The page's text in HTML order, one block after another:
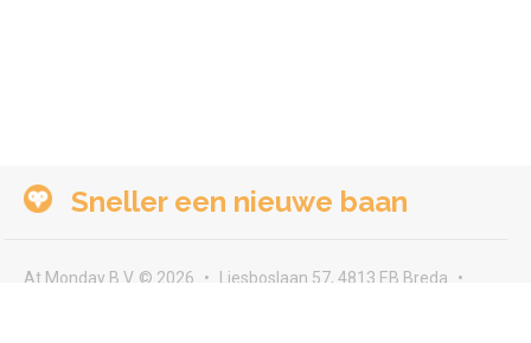
Sneller een nieuwe baan
At Monday B.V. © 2026
Liesboslaan 57, 4813 EB Breda